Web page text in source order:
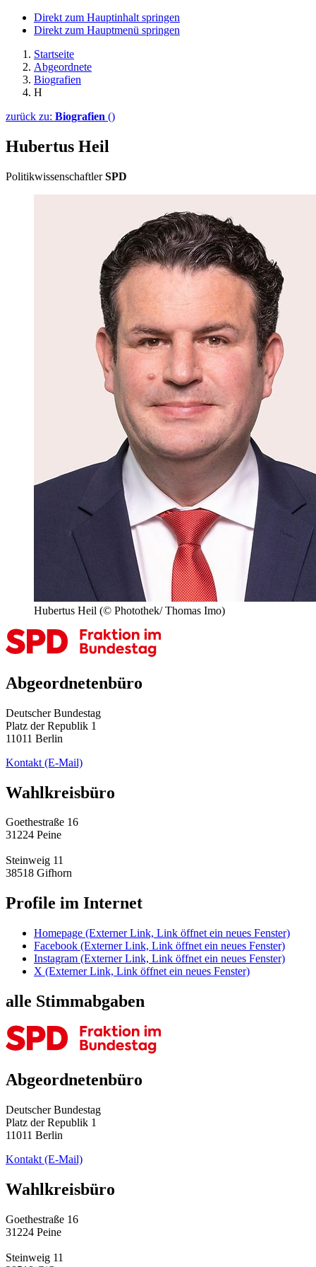
Direkt zum Hauptinhalt springen
Direkt zum Hauptmenü springen
Startseite
Abgeordnete
Biografien
H
zurück zu: Biografien ()
Hubertus Heil
Politikwissenschaftler SPD
Hubertus Heil (© Photothek/ Thomas Imo)
Abgeordnetenbüro
Deutscher Bundestag
Platz der Republik 1
11011 Berlin
Kontakt (E-Mail)
Wahlkreisbüro
Goethestraße 16
31224 Peine
Steinweig 11
38518 Gifhorn
Profile im Internet
Homepage (Externer Link, Link öffnet ein neues Fenster)
Facebook (Externer Link, Link öffnet ein neues Fenster)
Instagram (Externer Link, Link öffnet ein neues Fenster)
X (Externer Link, Link öffnet ein neues Fenster)
alle Stimmabgaben
Abgeordnetenbüro
Deutscher Bundestag
Platz der Republik 1
11011 Berlin
Kontakt (E-Mail)
Wahlkreisbüro
Goethestraße 16
31224 Peine
Steinweig 11